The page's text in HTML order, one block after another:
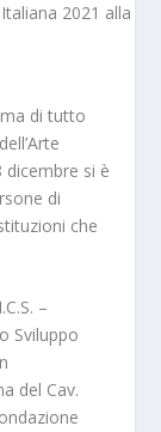
di tutto
dicembre si è
di
che
–
Sviluppo
del Cav.